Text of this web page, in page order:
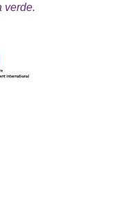
verde.